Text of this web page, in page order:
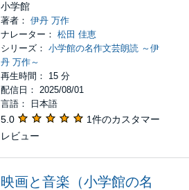
小学館
著者：伊丹 万作
ナレーター：松田 佳恵
シリーズ：小学館の名作文芸朗読 ～伊
丹 万作～
再生時間： 15 分
配信日： 2025/08/01
言語： 日本語
5.0
1件のカスタマー
レビュー
映画と音楽（小学館の名